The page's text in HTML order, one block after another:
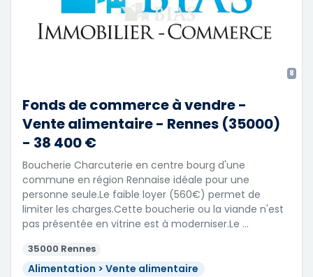
8
Fonds de commerce à vendre -
Vente alimentaire - Rennes (35000)
- 38 400 €
Boucherie Charcuterie en centre bourg d'une
commune en région Rennaise idéale pour une
personne seule.Le faible loyer (560€) permet de
limiter les charges.Cette boucherie ou la viande n'est
pas présentée en vitrine est à moderniser.Le …
35000 Rennes
Alimentation > Vente alimentaire